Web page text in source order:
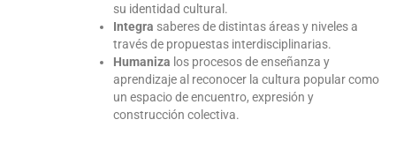
su identidad cultural.
Integra saberes de distintas áreas y niveles a
través de propuestas interdisciplinarias.
Humaniza los procesos de enseñanza y
aprendizaje al reconocer la cultura popular como
un espacio de encuentro, expresión y
construcción colectiva.